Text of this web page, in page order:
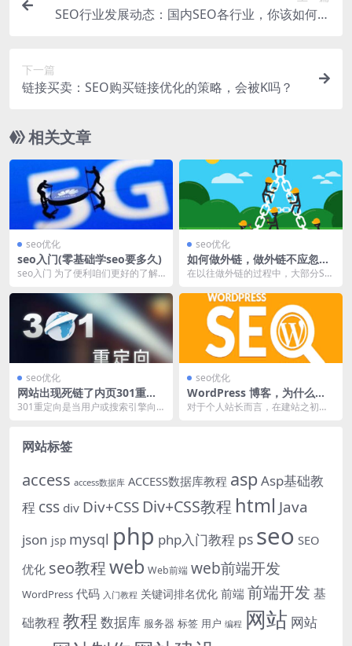
SEO行业发展动态：国内SEO各行业，你该如何选
下一篇
链接买卖：SEO购买链接优化的策略，会被K吗？
相关文章
seo优化
seo入门(零基础学seo要多久)
seo入门 为了便利咱们更好的了解
制了一个小视频放...
seo优化
如何做外链，做外链不应忽略
的4个方法！
在以往做外链的过程中，大部分SE
很少有人尝试的去理...
seo优化
网站出现死链了内页301重定
向帮你解决
301重定向是当用户或搜索引擎向
seo优化
WordPress 博客，为什么在
百度没排名？
对于个人站长而言，在建站之初，
网站标签
access access数据库 ACCESS数据库教程 asp Asp基础教
程 css div Div+CSS Div+CSS教程 html Java
json jsp mysql php php入门教程 ps seo SEO
优化 seo教程web Web前端 web前端开发
WordPress 代码 入门教程 关键词排名优化 前端 前端开发 基
础教程 教程 数据库 服务器 标签 用户 编程 网站 网站